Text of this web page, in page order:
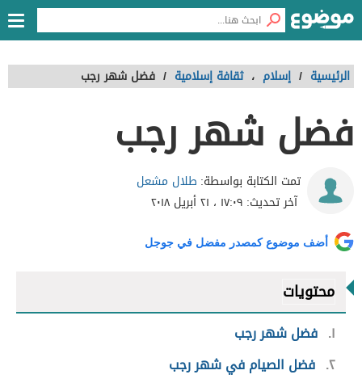
الرئيسية / إسلام ، ثقافة إسلامية / فضل شهر رجب
فضل شهر رجب
تمت الكتابة بواسطة: طلال مشعل
آخر تحديث: ١٧:٠٩ ، ٢١ أبريل ٢٠١٨
أضف موضوع كمصدر مفضل في جوجل
محتويات
١ فضل شهر رجب
٢ فضل الصيام في شهر رجب